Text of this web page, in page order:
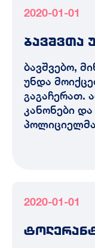
2020-01-01
ბავშვთა
ბავშვებო,
უნდა
გაგაჩერათ.
კანონები
2020-01-01